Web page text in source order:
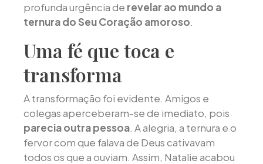
profunda urgência de revelar ao mundo a
ternura do Seu Coração amoroso.
Uma fé que toca e
transforma
A transformação foi evidente. Amigos e
colegas aperceberam-se de imediato, pois
parecia outra pessoa. A alegria, a ternura e o
fervor com que falava de Deus cativavam
todos os que a ouviam. Assim, Natalie acabou